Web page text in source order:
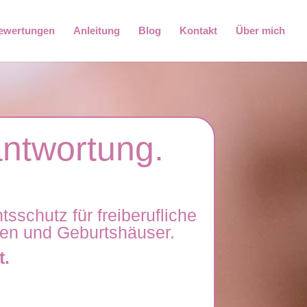
Anleitung Blog Kontakt Über mich
für freiberufliche
und Geburtshäuser.